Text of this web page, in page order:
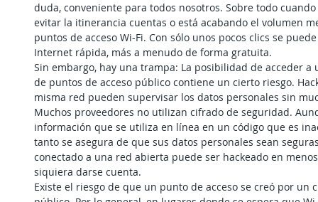
duda, conveniente para todos nosotros. Sobre todo
evitar la itinerancia cuentas o está acabando el volumen
puntos de acceso Wi-Fi. Con sólo unos pocos clics se
Internet rápida, más a menudo de forma gratuita.
Sin embargo, hay una trampa: La posibilidad de acceder
de puntos de acceso público contiene un cierto riesgo.
misma red pueden supervisar los datos personales sin
Muchos proveedores no utilizan cifrado de seguridad.
información que se utiliza en línea en un código que es
tanto se asegura de que sus datos personales sean
conectado a una red abierta puede ser hackeado en
siquiera darse cuenta.
Existe el riesgo de que un punto de acceso se creó por